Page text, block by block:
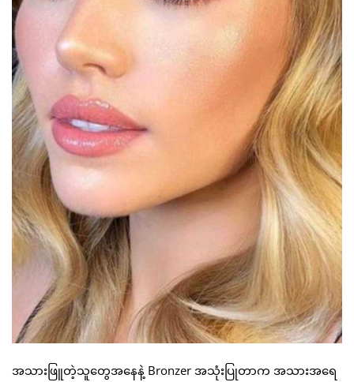
အသားဖြူတဲ့သူတွေအနေနဲ့ Bronzer အသုံးပြုတာက အသားအရေ